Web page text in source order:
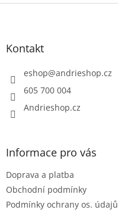
Z
Kontakt
eshop@andrieshop.cz
605 700 004
Andrieshop.cz
Informace pro vás
Doprava a platba
Obchodní podmínky
Podmínky ochrany os. údajů